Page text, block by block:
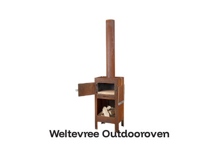
Weltevree Outdooroven
Weltevree Outdooroven